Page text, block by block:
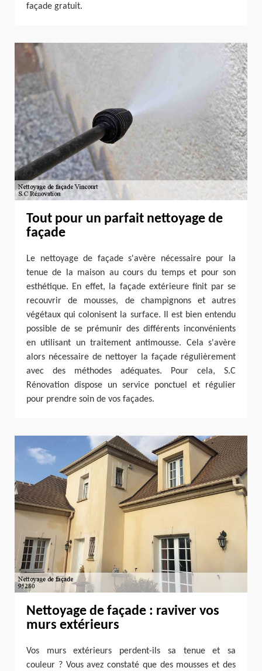
façade gratuit.
Tout pour un parfait nettoyage de
façade
Le nettoyage de façade s'avère nécessaire pour la
tenue de la maison au cours du temps et pour son
esthétique. En effet, la façade extérieure finit par se
recouvrir de mousses, de champignons et autres
végétaux qui colonisent la surface. Il est bien entendu
possible de se prémunir des différents inconvénients
en utilisant un traitement antimousse. Cela s'avère
alors nécessaire de nettoyer la façade régulièrement
avec des méthodes adéquates. Pour cela, S.C
Rénovation dispose un service ponctuel et régulier
pour prendre soin de vos façades.
Nettoyage de façade : raviver vos
murs extérieurs
Vos murs extérieurs perdent-ils sa tenue et sa
couleur ? Vous avez constaté que des mousses et des